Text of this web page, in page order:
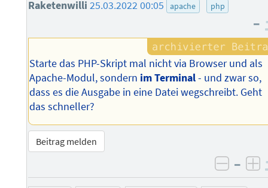
Raketenwilli 25.03.2022 00:05 apache php
–
Starte das PHP-Skript mal nicht via Browser und als
Apache-Modul, sondern im Terminal- und zwar so,
dass es die Ausgabe in eine Datei wegschreibt. Geht
das schneller?
Beitrag melden
–